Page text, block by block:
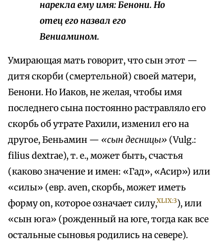
нарекла ему имя: Бенони. Но
отец его назвал его
Вениамином.
Умирающая мать говорит, что сын этот —
дитя скорби (смертельной) своей матери,
Бенони. Но Иаков, не желая, чтобы имя
последнего сына постоянно растравляло его
скорбь об утрате Рахили, изменил его на
другое, Беньамин — «сын десницы» (Vulg.:
filius dextrae), т. е., может быть, счастья
(каково значение и имен: «Гад», «Асир») или
«силы» (евр. аvеn, скорбь, может иметь
форму оn, которое означает силу,XLIX:3), или
«сын юга» (рожденный на юге, тогда как все
остальные сыновья родились на севере).